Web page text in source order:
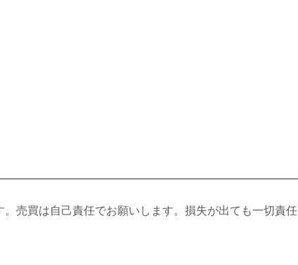
売買は自己責任でお願いします。損失が出ても一切責任